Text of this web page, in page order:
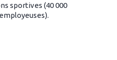
sportives (40 000